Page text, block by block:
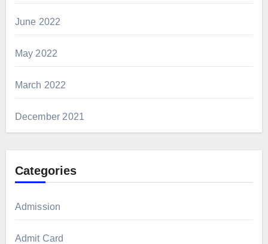
June 2022
May 2022
March 2022
December 2021
Categories
Admission
Admit Card